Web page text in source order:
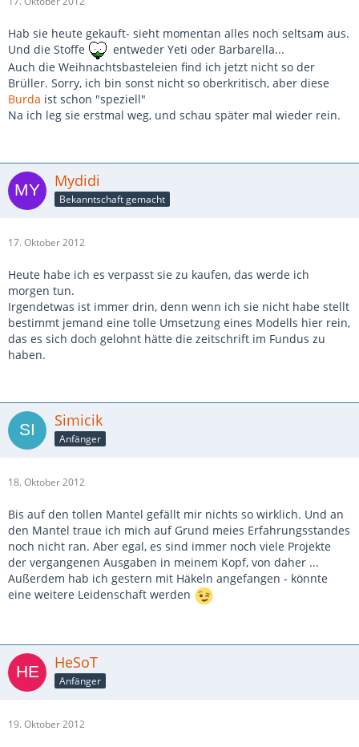
Hab sie heute gekauft- sieht momentan alles noch seltsam aus.
Und die Stoffe
entweder Yeti oder Barbarella...
Auch die Weihnachtsbasteleien find ich jetzt nicht so der
Brüller. Sorry, ich bin sonst nicht so oberkritisch, aber diese
Burda ist schon "speziell"
Na ich leg sie erstmal weg, und schau später mal wieder rein.
Mydidi
Bekanntschaft gemacht
17. Oktober 2012
Heute habe ich es verpasst sie zu kaufen, das werde ich
morgen tun.
Irgendetwas ist immer drin, denn wenn ich sie nicht habe stellt
bestimmt jemand eine tolle Umsetzung eines Modells hier rein,
das es sich doch gelohnt hätte die zeitschrift im Fundus zu
haben.
Simicik
Anfänger
18. Oktober 2012
Bis auf den tollen Mantel gefällt mir nichts so wirklich. Und an
den Mantel traue ich mich auf Grund meies Erfahrungsstandes
noch nicht ran. Aber egal, es sind immer noch viele Projekte
der vergangenen Ausgaben in meinem Kopf, von daher ...
Außerdem hab ich gestern mit Häkeln angefangen - könnte
eine weitere Leidenschaft werden
HeSoT
Anfänger
19. Oktober 2012